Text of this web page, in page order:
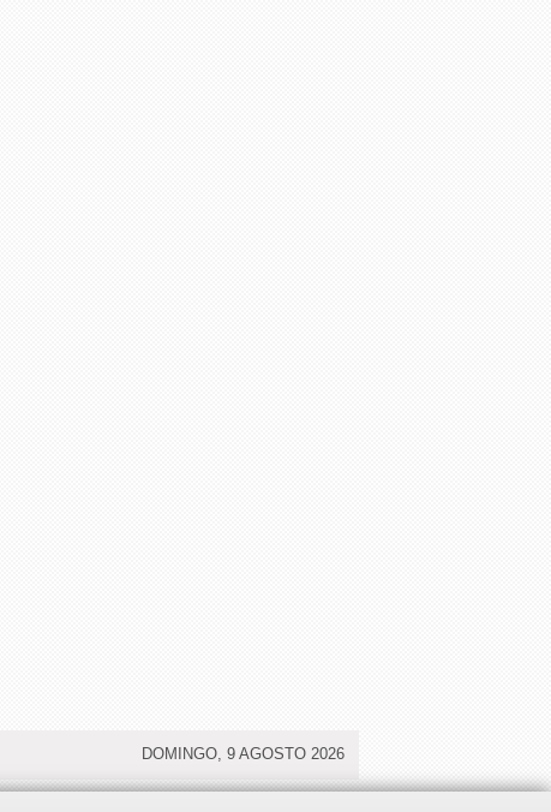
DOMINGO, 9 AGOSTO 2026